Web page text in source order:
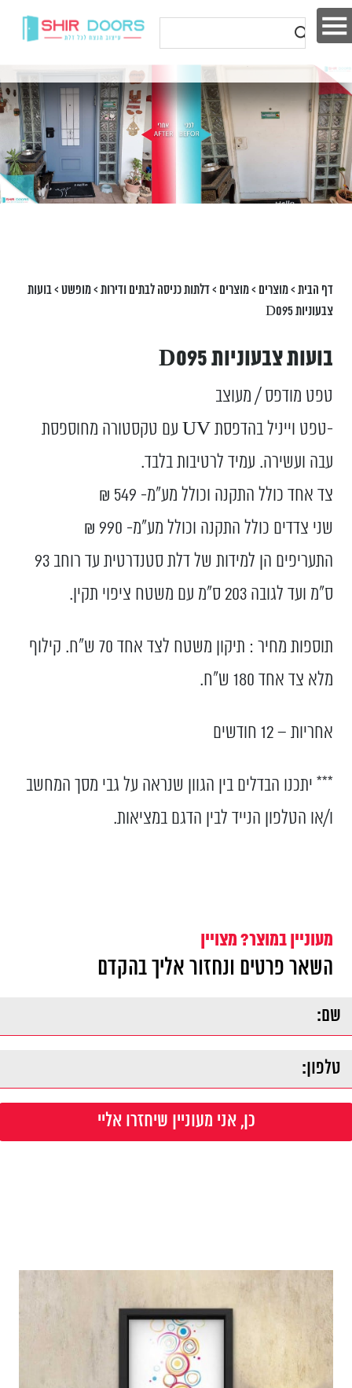
דף הבית>מוצרים >מוצרים >דלתות כניסה לבתים ודירות>מופשט>בועות
צבעוניות D095
בועות צבעוניות D095
טפט מודפס / מעוצב
-טפט וייניל בהדפסת UV עם טקסטורה מחוספסת
עבה ועשירה. עמיד לרטיבות בלבד.
צד אחד כולל התקנה וכולל מע”מ- 549 ₪
שני צדדים כולל התקנה וכולל מע”מ- 990 ₪
התעריפים הן למידות של דלת סטנדרטית עד רוחב 93
ס”מ ועד לגובה 203 ס”מ עם משטח ציפוי תקין.
תוספות מחיר : תיקון משטח לצד אחד 70 ש"ח. קילוף
מלא צד אחד 180 ש"ח.
אחריות – 12 חודשים
*** יתכנו הבדלים בין הגוון שנראה על גבי מסך המחשב
ו/או הטלפון הנייד לבין הדגם במציאות.
מעוניין במוצר? מצויין
השאר פרטים ונחזור אליך בהקדם